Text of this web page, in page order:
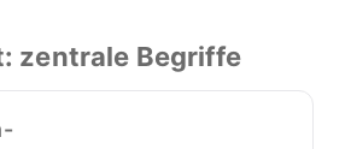
Satz an
mit minimalem
Aufsichtsaufwand auf Ihrer
Unterlagen.
und
Einzelteilzeichnungen
Stücklisten. Damit können Sie
fertigen lassen.
zentrale Begriffe